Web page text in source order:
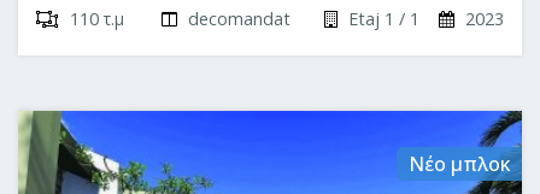
110 τ.μ decomandat Etaj 1 / 1 2023
Νέο μπλοκ